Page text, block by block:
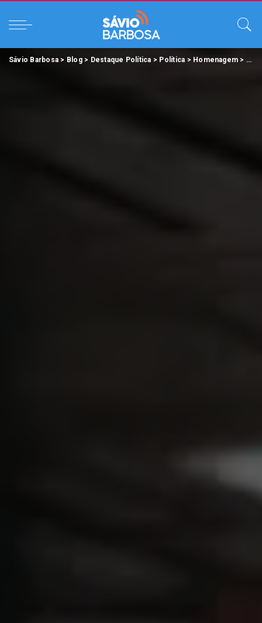
Sávio Barbosa > Blog> Destaque Política > Política > Homenagem >